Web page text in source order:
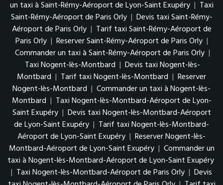
un taxi à Saint-Rémy-Aéroport de Lyon-Saint Exupéry | Taxi
Saint-Rémy-Aéroport de Paris Orly | Devis taxi Saint-Rémy-
Aéroport de Paris Orly | Tarif taxi Saint-Rémy-Aéroport de
Paris Orly | Reserver Saint-Rémy-Aéroport de Paris Orly |
Commander un taxi à Saint-Rémy-Aéroport de Paris Orly |
Taxi Nogent-lès-Montbard | Devis taxi Nogent-lès-
Montbard | Tarif taxi Nogent-lès-Montbard | Reserver
Nogent-lès-Montbard | Commander un taxi à Nogent-lès-
Montbard | Taxi Nogent-lès-Montbard-Aéroport de Lyon-
Saint Exupéry | Devis taxi Nogent-lès-Montbard-Aéroport
de Lyon-Saint Exupéry | Tarif taxi Nogent-lès-Montbard-
Aéroport de Lyon-Saint Exupéry | Reserver Nogent-lès-
Montbard-Aéroport de Lyon-Saint Exupéry | Commander un
taxi à Nogent-lès-Montbard-Aéroport de Lyon-Saint Exupéry
| Taxi Nogent-lès-Montbard-Aéroport de Paris Orly | Devis